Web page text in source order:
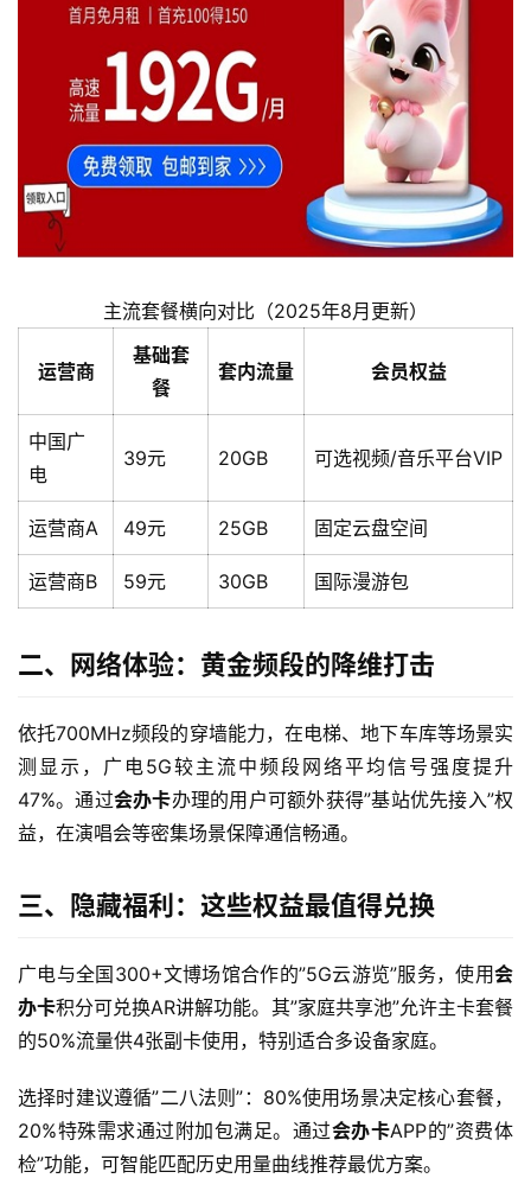
首
页
量
宽
带
随
身
W
i
主流套餐横向对比（2025年8月更新）
运营商
基础套
餐
套内流量 会员权益
中国广
电
39元 20GB 可选视频/音乐平台VIP
运营商A 49元 25GB 固定云盘空间
运营商B 59元 30GB 国际漫游包
二、网络体验：黄金频段的降维打击
依托700MHz频段的穿墙能力，在电梯、地下车库等场景实
测显示，广电5G较主流中频段网络平均信号强度提升
47%。通过会办卡办理的用户可额外获得”基站优先接入”权
益，在演唱会等密集场景保障通信畅通。
三、隐藏福利：这些权益最值得兑换
广电与全国300+文博场馆合作的”5G云游览”服务，使用会
办卡积分可兑换AR讲解功能。其”家庭共享池”允许主卡套餐
的50%流量供4张副卡使用，特别适合多设备家庭。
选择时建议遵循”二八法则”：80%使用场景决定核心套餐，
20%特殊需求通过附加包满足。通过会办卡APP的”资费体
检”功能，可智能匹配历史用量曲线推荐最优方案。